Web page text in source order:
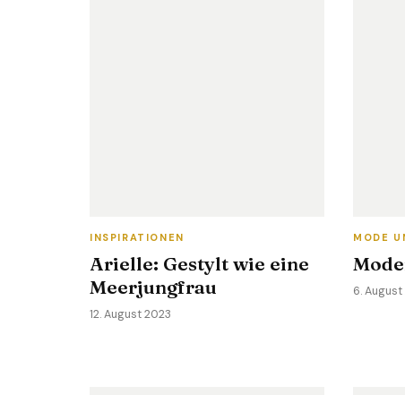
INSPIRATIONEN
Arielle: Gestylt wie eine
Meerjungfrau
12. August 2023
MODE
6.